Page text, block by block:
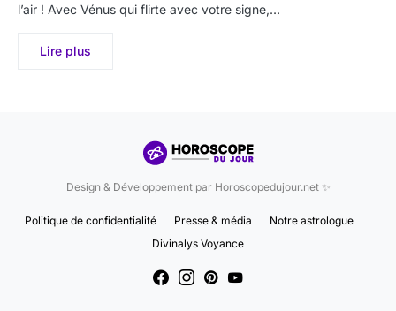
l’air ! Avec Vénus qui flirte avec votre signe,…
Lire plus
Design & Développement par Horoscopedujour.net ✨
Politique de confidentialité Presse & média
Notre astrologue
Divinalys Voyance